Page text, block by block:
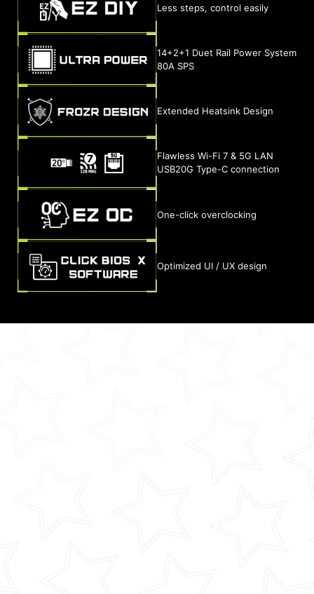
Less steps, control easily
14+2+1 Duet Rail Power System
80A SPS
Extended Heatsink Design
Flawless Wi-Fi 7 & 5G LAN
USB20G Type-C connection
One-click overclocking
Optimized UI / UX design